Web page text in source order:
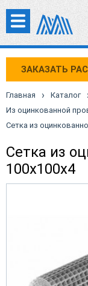
ЗАКАЗАТЬ
Главная › Каталог
Из оцинкованной
Сетка из
Сетка из
100х100х4